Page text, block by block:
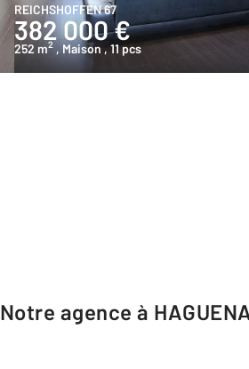
REICHSHOFFEN 67
382 000 €
252 m2 , Maison , 11 pcs
Notre agence à